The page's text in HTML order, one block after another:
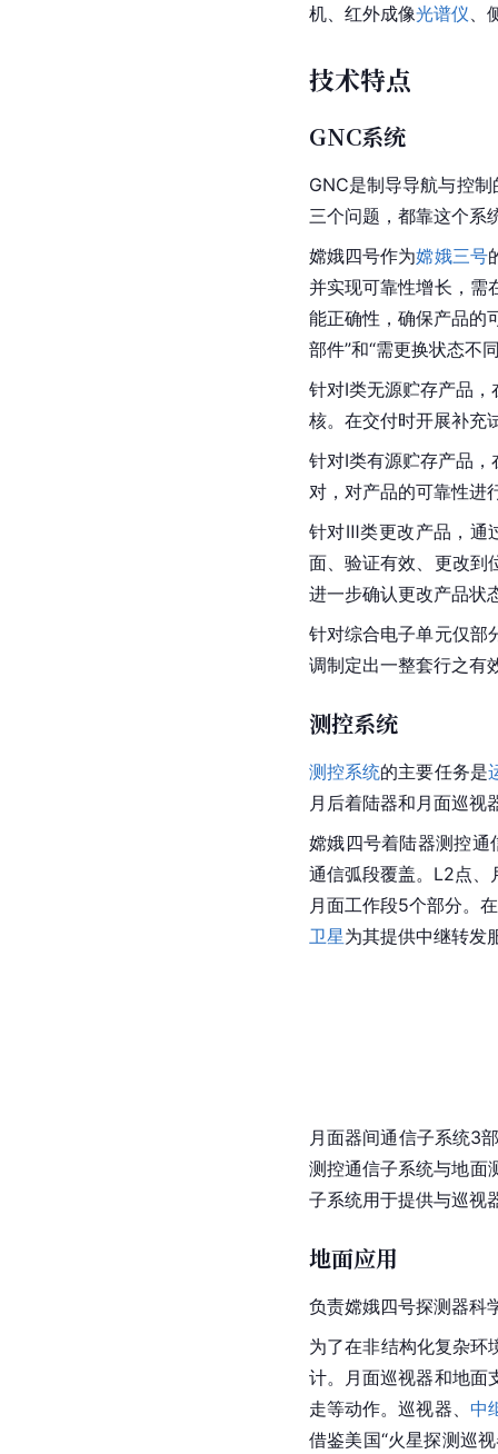
机、红外成像光谱仪
技术特点
GNC系统
GNC是制导导航与控
三个问题，都靠这个系
嫦娥四号作为嫦娥三号
并实现可靠性增长，需
能正确性，确保产品的
部件”和“需更换状态不
针对I类无源贮存产品
核。在交付时开展补充
针对I类有源贮存产品
对，对产品的可靠性进
针对Ⅲ类更改产品，通
面、验证有效、更改到
进一步确认更改产品状
针对综合电子单元仅部
调制定出一整套行之有
测控系统
测控系统的主要任务是
月后着陆器和月面巡视
嫦娥四号着陆器测控通
通信弧段覆盖。L2点、
月面工作段5个部分。
卫星为其提供中继转发
月面器间通信子系统3
测控通信子系统与地面
子系统用于提供与巡视
地面应用
负责嫦娥四号探测器科
为了在非结构化复杂环
计。月面巡视器和地面
走等动作。巡视器、 中
借鉴美国“火星探测巡